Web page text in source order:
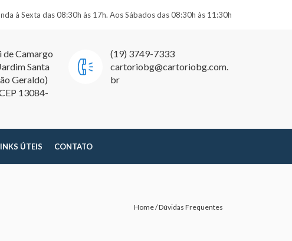
à Sexta das 08:30h às 17h. Aos Sábados das 08:30h às 11:30h
de Camargo
Santa
Geraldo)
13084-
(19) 3749-7333
cartoriobg@cartoriobg.com.
br
ÚTEIS CONTATO
Home/Dúvidas Frequentes